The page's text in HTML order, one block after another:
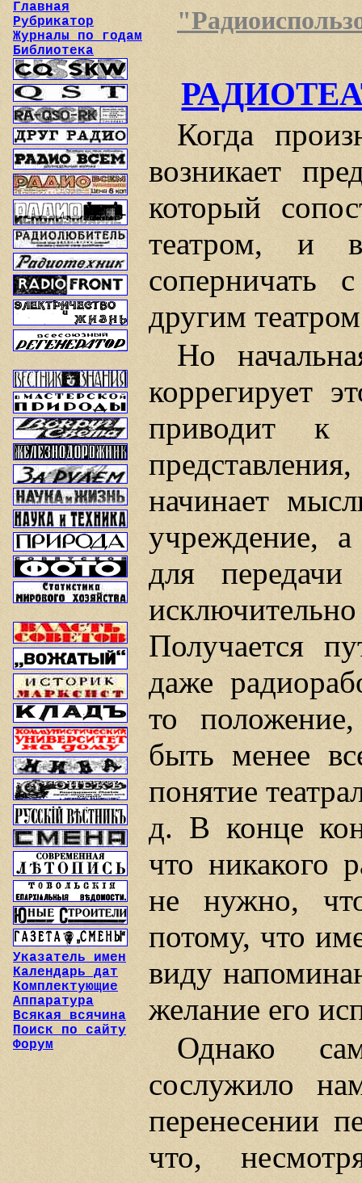
Главная
Рубрикатор
Журналы по годам
Библиотека
Указатель имен
Календарь дат
Комплектующие
Аппаратура
Всякая всячина
Поиск по сайту
Форум
Когда
возникает
который
театром, и
другим
Но
коррегирует
приводит к
начинает
учреждение, а
для передачи
Получается
даже
то
быть менее
понятие
д. В конце
что никакого
не нужно,
потому, что
виду
желание его
Однако
сослужило
перенесении
что,